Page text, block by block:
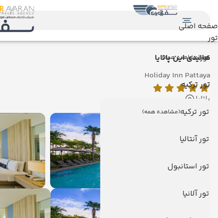
صفحه اصلی
تور
تور(مشاهده همه)
تور ترکیه
تور ترکیه(مشاهده همه)
تور آنتالیا
تور استانبول
تور آلانیا
هالیدی این پاتایا
Holiday Inn Pattaya
پاتایا